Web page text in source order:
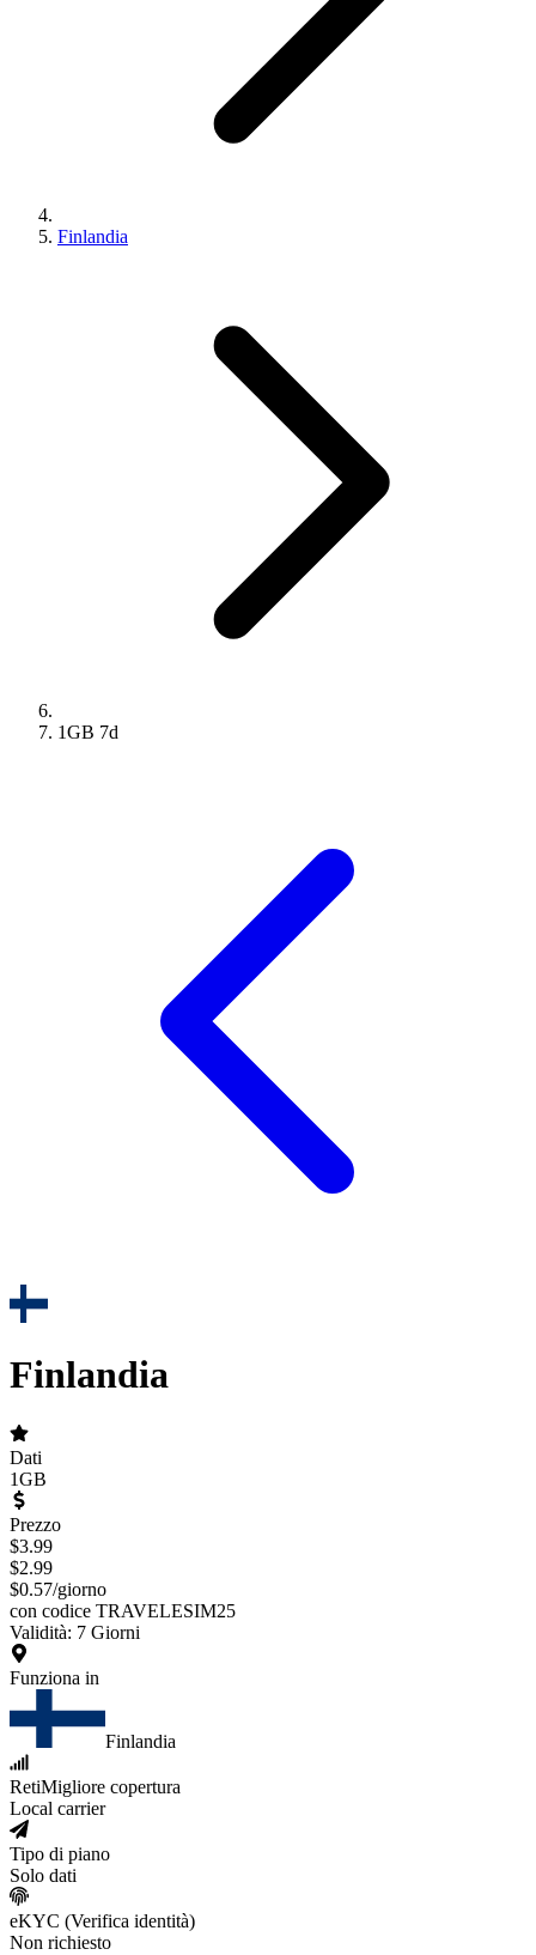
Finlandia
1GB 7d
Finlandia
Dati
1GB
Prezzo
$3.99
$2.99
$0.57/giorno
con codice TRAVELESIM25
Validità: 7 Giorni
Funziona in
Finlandia
RetiMigliore copertura
Local carrier
Tipo di piano
Solo dati
eKYC (Verifica identità)
Non richiesto